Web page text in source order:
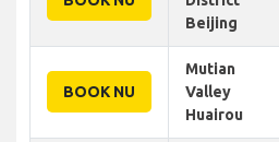
Beijing
BOOK NU
Mutian
Valley
Huairou